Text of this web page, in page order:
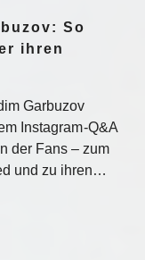
So
ihren
Garbuzov
Instagram-Q&A
der Fans – zum
und zu ihren…